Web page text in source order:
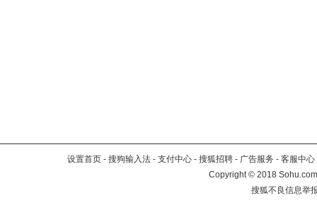
设置首页 - 搜狗输入法 - 支付中心 - 搜狐招聘 - 广告服务 - 客服中心
Copyright©2018
搜狐不良信息举